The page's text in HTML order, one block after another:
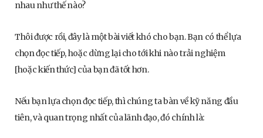
nhau như thế nào?
Thôi được rồi, đây là một bài viết khó cho bạn. Bạn có thể lựa
chọn đọc tiếp, hoặc dừng lại cho tới khi nào trải nghiệm
[hoặc kiến thức] của bạn đã tốt hơn.
Nếu bạn lựa chọn đọc tiếp, thì chúng ta bàn về kỹ năng đầu
tiên, và quan trọng nhất của lãnh đạo, đó chính là: